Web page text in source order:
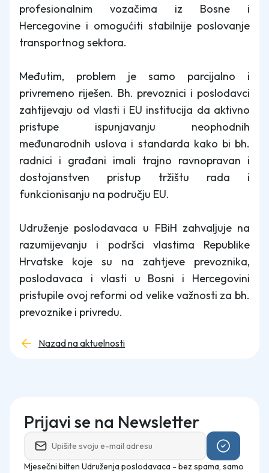
profesionalnim vozačima iz Bosne i
Hercegovine i omogućiti stabilnije poslovanje
transportnog sektora.
Međutim, problem je samo parcijalno i
privremeno riješen. Bh. prevoznici i poslodavci
zahtijevaju od vlasti i EU institucija da aktivno
pristupe ispunjavanju neophodnih
međunarodnih uslova i standarda kako bi bh.
radnici i građani imali trajno ravnopravan i
dostojanstven pristup tržištu rada i
funkcionisanju na području EU.
Udruženje poslodavaca u FBiH zahvaljuje na
razumijevanju i podršci vlastima Republike
Hrvatske koje su na zahtjeve prevoznika,
poslodavaca i vlasti u Bosni i Hercegovini
pristupile ovoj reformi od velike važnosti za bh.
prevoznike i privredu.
Nazad na aktuelnosti
Prijavi se na Newsletter
Mjesečni bilten Udruženja poslodavaca - bez spama, samo